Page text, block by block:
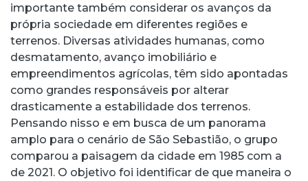
importante também considerar os avanços da
própria sociedade em diferentes regiões e
terrenos. Diversas atividades humanas, como
desmatamento, avanço imobiliário e
empreendimentos agrícolas, têm sido apontadas
como grandes responsáveis por alterar
drasticamente a estabilidade dos terrenos.
Pensando nisso e em busca de um panorama
amplo para o cenário de São Sebastião, o grupo
comparou a paisagem da cidade em 1985 com a
de 2021. O objetivo foi identificar de que maneira o